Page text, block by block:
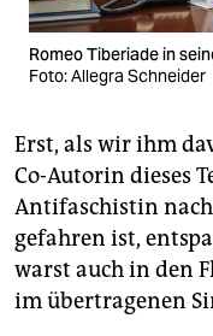
Romeo Tiberiade in
Foto: Allegra Schneider
Erst, als wir ihm
Co-Autorin dieses
Antifaschistin
gefahren ist,
warst auch in den
im übertragenen